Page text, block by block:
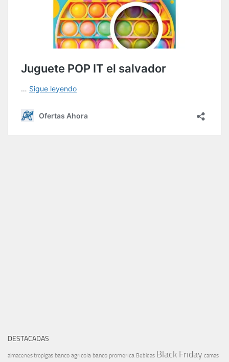
DESTACADAS
almacenes tropigas banco agricola banco promerica Bebidas Black Friday camas